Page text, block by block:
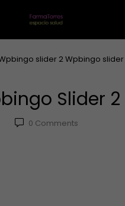
slider 2Wpbingo slider
Slider 2
0 Comments